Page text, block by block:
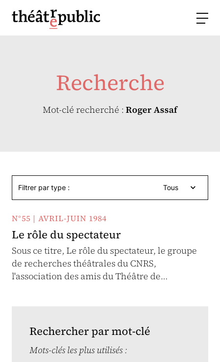
Recherche
Mot-clé recherché : Roger Assaf
Filtrer par type : Tous
N°55 | AVRIL-JUIN 1984
Le rôle du spectateur
Sous ce titre, Le rôle du spectateur, le groupe
de recherches théâtrales du CNRS,
l'association des amis du Théâtre de…
Rechercher par mot-clé
Mots-clés les plus utilisés :